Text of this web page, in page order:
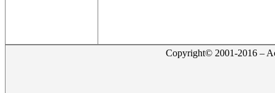
Copyright© 2001-2016 –